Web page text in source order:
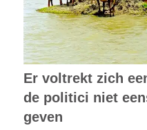
Er voltrekt zich
de politici niet
geven